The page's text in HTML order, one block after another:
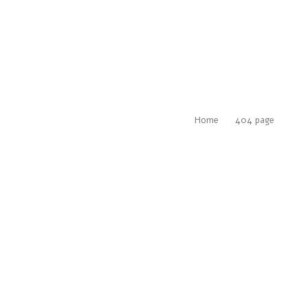
Home 404 page